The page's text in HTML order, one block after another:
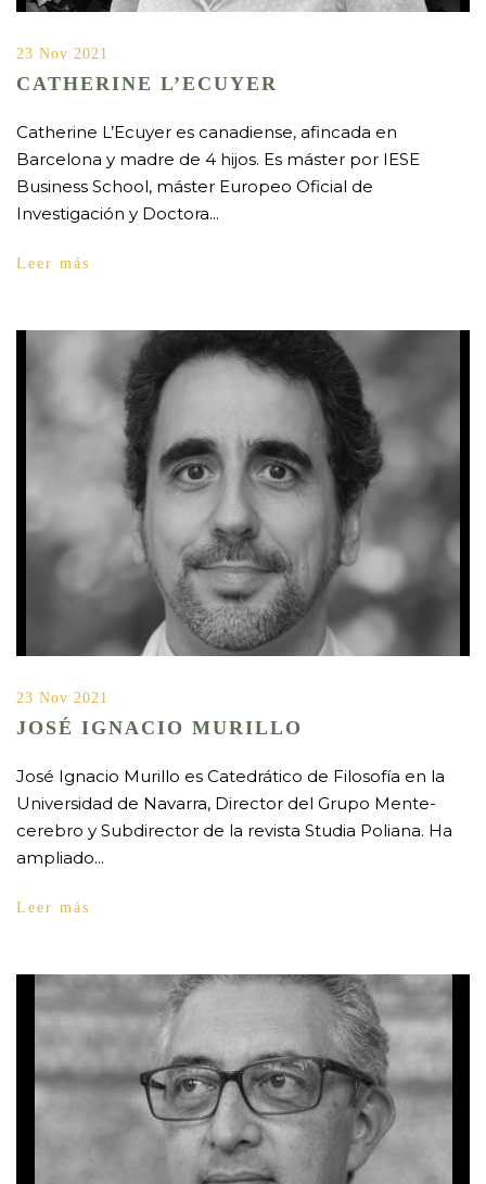
23 Nov 2021
CATHERINE L’ECUYER
Catherine L’Ecuyer es canadiense, afincada en
Barcelona y madre de 4 hijos. Es máster por IESE
Business School, máster Europeo Oficial de
Investigación y Doctora...
Leer más
23 Nov 2021
JOSÉ IGNACIO MURILLO
José Ignacio Murillo es Catedrático de Filosofía en la
Universidad de Navarra, Director del Grupo Mente-
cerebro y Subdirector de la revista Studia Poliana. Ha
ampliado...
Leer más